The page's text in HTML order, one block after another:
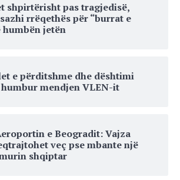
shpirtërisht pas tragjedisë,
rrëqethës për “burrat e
humbën jetën
e përditshme dhe dështimi
mendjen VLEN-it
e Beogradit: Vajza
veç pse mbante një
shqiptar